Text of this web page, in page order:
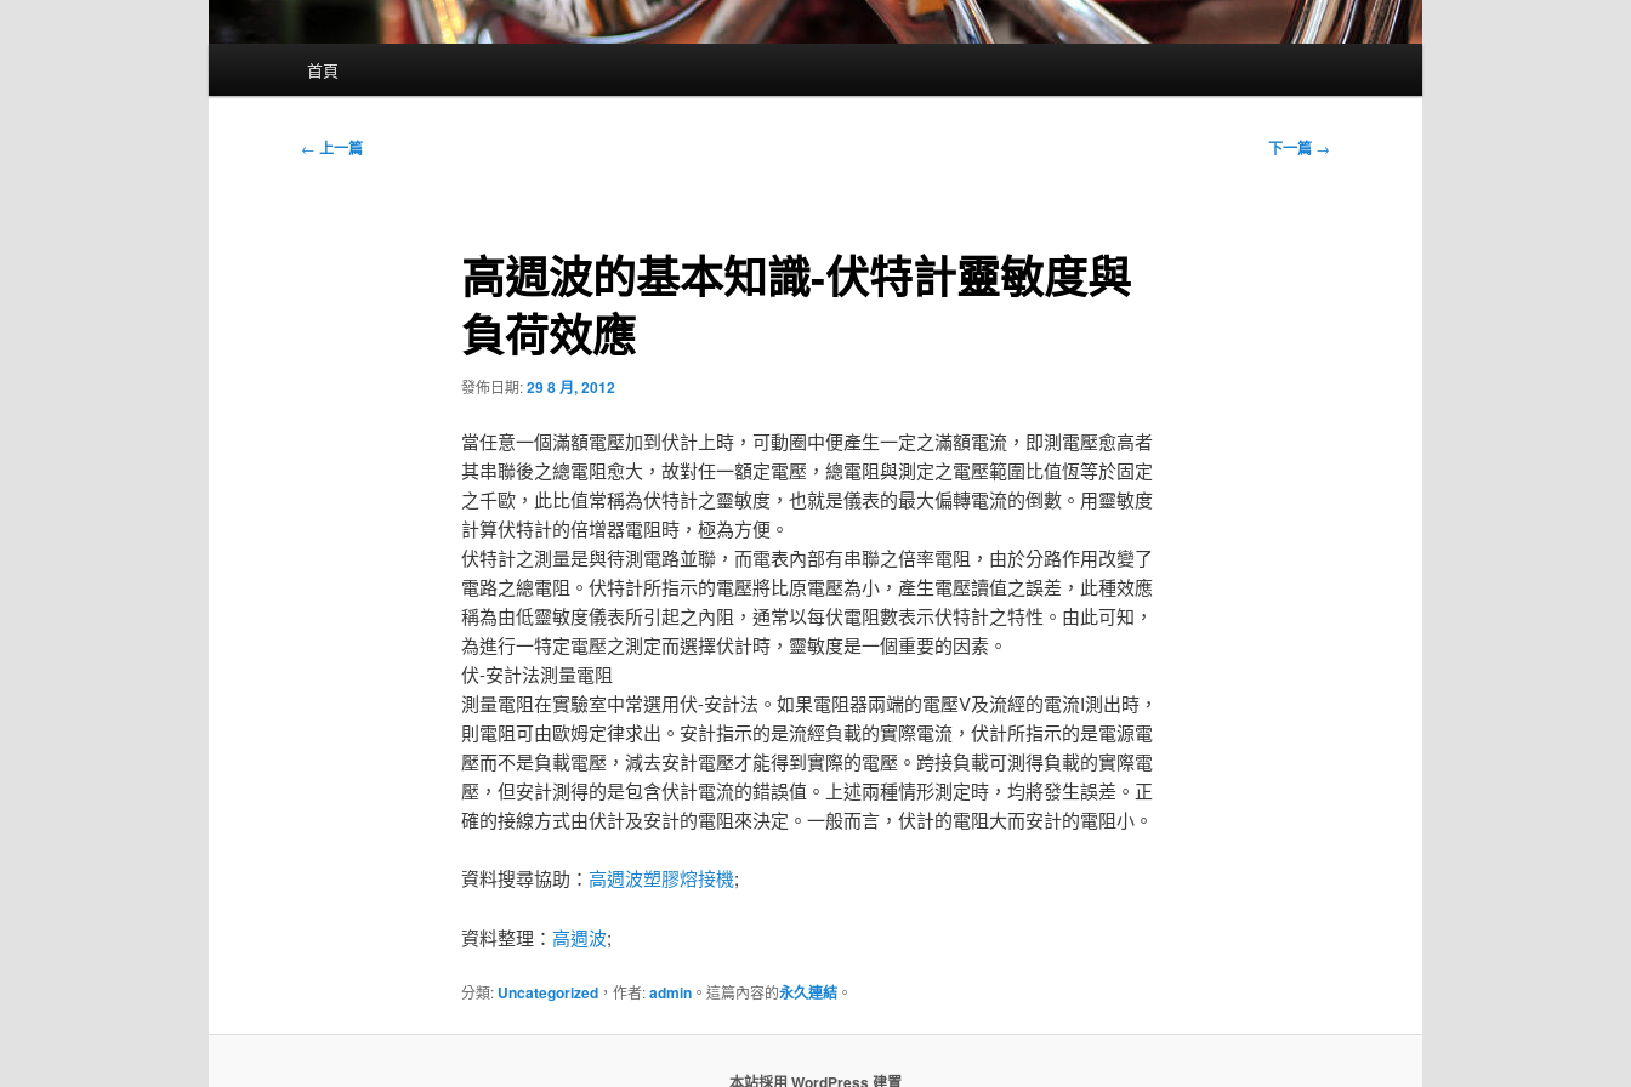
首頁
文
← 上一篇 下一篇 →
高週波的基本知識-伏特計靈敏度與
負荷效應
發佈日期:29 8 月, 2012
當任意一個滿額電壓加到伏計上時，可動圈中便產生一定之滿額電流，即測電壓愈高者
其串聯後之總電阻愈大，故對任一額定電壓，總電阻與測定之電壓範圍比值恆等於固定
之千歐，此比值常稱為伏特計之靈敏度，也就是儀表的最大偏轉電流的倒數。用靈敏度
計算伏特計的倍增器電阻時，極為方便。
伏特計之測量是與待測電路並聯，而電表內部有串聯之倍率電阻，由於分路作用改變了
電路之總電阻。伏特計所指示的電壓將比原電壓為小，產生電壓讀值之誤差，此種效應
稱為由低靈敏度儀表所引起之內阻，通常以每伏電阻數表示伏特計之特性。由此可知，
為進行一特定電壓之測定而選擇伏計時，靈敏度是一個重要的因素。
伏-安計法測量電阻
測量電阻在實驗室中常選用伏-安計法。如果電阻器兩端的電壓V及流經的電流I測出時，
則電阻可由歐姆定律求出。安計指示的是流經負載的實際電流，伏計所指示的是電源電
壓而不是負載電壓，減去安計電壓才能得到實際的電壓。跨接負載可測得負載的實際電
壓，但安計測得的是包含伏計電流的錯誤值。上述兩種情形測定時，均將發生誤差。正
確的接線方式由伏計及安計的電阻來決定。一般而言，伏計的電阻大而安計的電阻小。
資料搜尋協助： 高週波塑膠熔接機;
資料整理： 高週波;
分類: Uncategorized，作者:admin。這篇內容的永久連結。
本站採用 WordPress 建置